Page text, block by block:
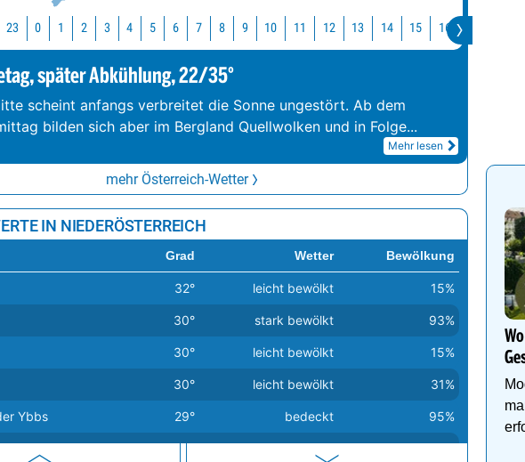
23 0 1 2 3 4 5 6 7 8 9 10 11 12 13 14 15 16
später Abkühlung, 22/35°
scheint anfangs verbreitet die Sonne ungestört. Ab dem
bilden sich aber im Bergland Quellwolken und in Folge...
Mehr lesen
mehr Österreich-Wetter
IN NIEDERÖSTERREICH
Grad Wetter Bewölkung
32° leicht bewölkt 15%
30° stark bewölkt 93%
30° leicht bewölkt 15%
30° leicht bewölkt 31%
Ybbs 29° bedeckt 95%
29° leicht bewölkt 11%